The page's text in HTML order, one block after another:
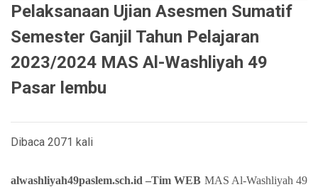
Pelaksanaan Ujian Asesmen Sumatif
Semester Ganjil Tahun Pelajaran
2023/2024 MAS Al-Washliyah 49
Pasar lembu
Dibaca 2071 kali
alwashliyah49paslem.sch.id –Tim WEB MAS Al-Washliyah 49